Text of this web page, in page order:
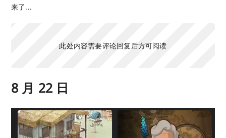
来了...
此处内容需要评论回复后方可阅读
8 月 22 日